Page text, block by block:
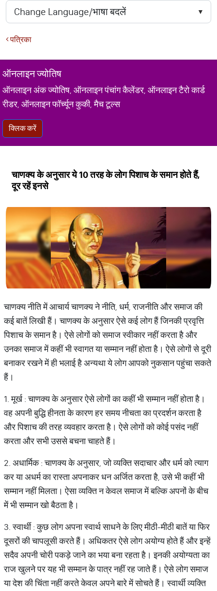
पत्रिका
ऑनलाइन ज्योतिष
ऑनलाइन अंक ज्योतिष, ऑनलाइन पंचांग कैलेंडर, ऑनलाइन टैरो कार्ड
रीडर, ऑनलाइन फॉर्च्यून कुकी, मैच टूल्स
क्लिक करें
चाणक्य के अनुसार ये 10 तरह के लोग पिशाच के समान होते हैं,
दूर रहें इनसे
चाणक्य नीति में आचार्य चाणक्य ने नीति, धर्म, राजनीति और समाज की
कई बातें लिखी हैं। चाणक्य के अनुसार ऐसे कई लोग हैं जिनकी प्रवृत्ति
पिशाच के समान है। ऐसे लोगों को समाज स्वीकार नहीं करता है और
उनका समाज में कहीं भी स्वागत या सम्मान नहीं होता है। ऐसे लोगों से दूरी
बनाकर रखने में ही भलाई है अन्यथा ये लोग आपको नुकसान पहुंचा सकते
हैं।
1. मूर्ख : चाणक्य के अनुसार ऐसे लोगों का कहीं भी सम्मान नहीं होता है।
वह अपनी बुद्धि हीनता के कारण हर समय नीचता का प्रदर्शन करता है
और पिशाच की तरह व्यवहार करता है। ऐसे लोगों को कोई पसंद नहीं
करता और सभी उससे बचना चाहते हैं।
2. अधार्मिक : चाणक्य के अनुसार, जो व्यक्ति सदाचार और धर्म को त्याग
कर या अधर्म का रास्ता अपनाकर धन अर्जित करता है, उसे भी कहीं भी
सम्मान नहीं मिलता। ऐसा व्यक्ति न केवल समाज में बल्कि अपनों के बीच
में भी सम्मान खो बैठता है।
3. स्वार्थी : कुछ लोग अपना स्वार्थ साधने के लिए मीठी-मीठी बातें या फिर
दूसरों की चापलूसी करते हैं। अधिकतर ऐसे लोग अयोग्य होते हैं और इन्हें
सदैव अपनी चोरी पकड़े जाने का भया बना रहता है। इनकी अयोग्यता का
राज खुलने पर यह भी सम्मान के पात्र नहीं रह जाते हैं। ऐसे लोग समाज
या देश की चिंता नहीं करते केवल अपने बारे में सोचते हैं। स्वार्थी व्यक्ति